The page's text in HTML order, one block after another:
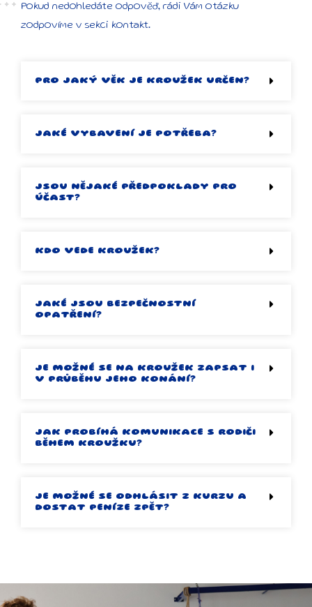
Pokud nedohledáte odpověď, rádi Vám otázku
zodpovíme v sekci kontakt.
PRO JAKÝ VĚK JE KROUŽEK URČEN?
JAKÉ VYBAVENÍ JE POTŘEBA?
JSOU NĚJAKÉ PŘEDPOKLADY PRO
ÚČAST?
KDO VEDE KROUŽEK?
JAKÉ JSOU BEZPEČNOSTNÍ
OPATŘENÍ?
JE MOŽNÉ SE NA KROUŽEK ZAPSAT I
V PRŮBĚHU JEHO KONÁNÍ?
JAK PROBÍHÁ KOMUNIKACE S RODIČI
BĚHEM KROUŽKU?
JE MOŽNÉ SE ODHLÁSIT Z KURZU A
DOSTAT PENÍZE ZPĚT?